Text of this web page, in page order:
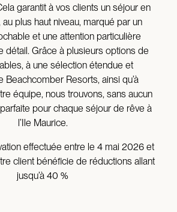
garantit à vos clients un séjour en
plus haut niveau, marqué par un
et une attention particulière
détail. Grâce à plusieurs options de
à une sélection étendue et
Beachcomber Resorts, ainsi qu’à
équipe, nous trouvons, sans aucun
pour chaque séjour de rêve à
l’Ile Maurice.
effectuée entre le 4 mai 2026 et
client bénéficie de réductions allant
jusqu’à 40 %